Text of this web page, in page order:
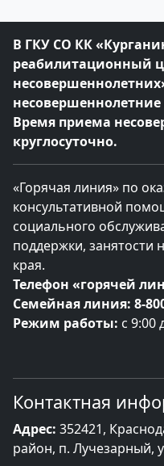
В ГКУ СО КК
реабилитационный
несовершеннолетние
Время приема
круглосуточно.
«Горячая линия» по
консультативной
социального
поддержки, занятости
края.
Телефон «горячей
Семейная линия: 8-
Режим работы: с 9:00
Контактная
Адрес: 352421,
район, п. Лучезарный,